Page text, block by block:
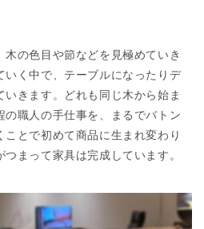
の色目や節などを見極めていき
いく中で、テーブルになったりデ
きます。どれも同じ木から始ま
の職人の手仕事を、まるでバトン
ことで初めて商品に生まれ変わり
まって家具は完成しています。